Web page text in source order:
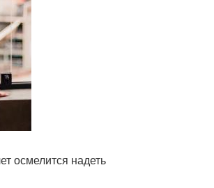
осмелится надеть